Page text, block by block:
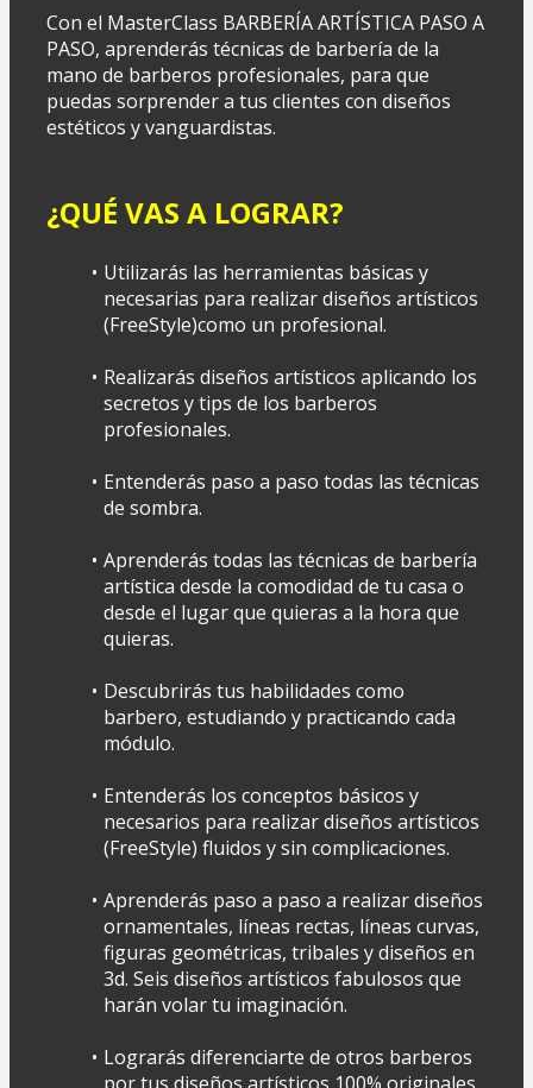
Con el MasterClass BARBERÍA ARTÍSTICA PASO A
PASO, aprenderás técnicas de barbería de la
mano de barberos profesionales, para que
puedas sorprender a tus clientes con diseños
estéticos y vanguardistas.
¿QUÉ VAS A LOGRAR?
Utilizarás las herramientas básicas y
necesarias para realizar diseños artísticos
(FreeStyle)como un profesional.
Realizarás diseños artísticos aplicando los
secretos y tips de los barberos
profesionales.
Entenderás paso a paso todas las técnicas
de sombra.
Aprenderás todas las técnicas de barbería
artística desde la comodidad de tu casa o
desde el lugar que quieras a la hora que
quieras.
Descubrirás tus habilidades como
barbero, estudiando y practicando cada
módulo.
Entenderás los conceptos básicos y
necesarios para realizar diseños artísticos
(FreeStyle) fluidos y sin complicaciones.
Aprenderás paso a paso a realizar diseños
ornamentales, líneas rectas, líneas curvas,
figuras geométricas, tribales y diseños en
3d. Seis diseños artísticos fabulosos que
harán volar tu imaginación.
Lograrás diferenciarte de otros barberos